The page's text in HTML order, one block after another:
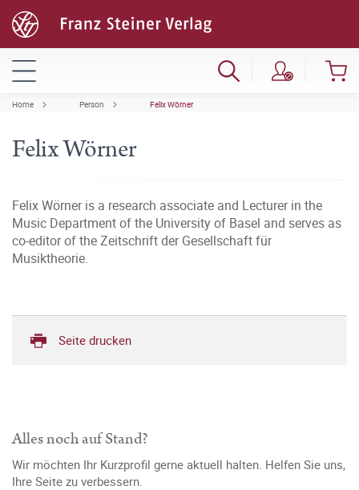
Home Person Felix Wörner
Felix Wörner
Felix Wörner is a research associate and Lecturer in the
Music Department of the University of Basel and serves as
co-editor of the Zeitschrift der Gesellschaft für
Musiktheorie.
Seite drucken
Alles noch auf Stand?
Wir möchten Ihr Kurzprofil gerne aktuell halten. Helfen Sie uns,
Ihre Seite zu verbessern.